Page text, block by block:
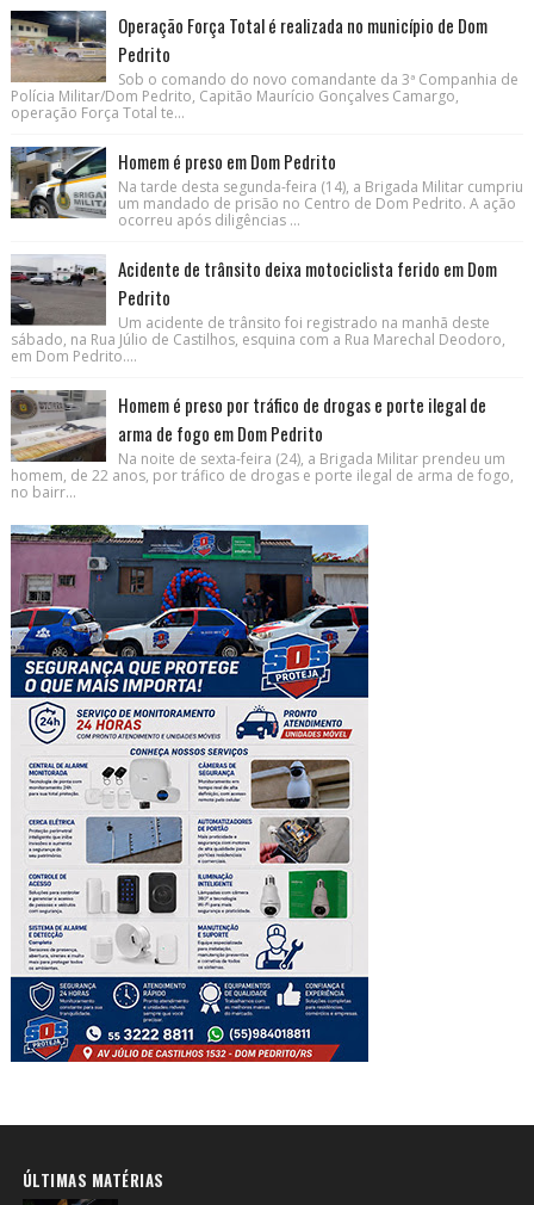
Operação Força Total é realizada no município de Dom
Pedrito
Sob o comando do novo comandante da 3ª Companhia de
Polícia Militar/Dom Pedrito, Capitão Maurício Gonçalves Camargo,
operação Força Total te...
Homem é preso em Dom Pedrito
Na tarde desta segunda-feira (14), a Brigada Militar cumpriu
um mandado de prisão no Centro de Dom Pedrito. A ação
ocorreu após diligências ...
Acidente de trânsito deixa motociclista ferido em Dom
Pedrito
Um acidente de trânsito foi registrado na manhã deste
sábado, na Rua Júlio de Castilhos, esquina com a Rua Marechal Deodoro,
em Dom Pedrito....
Homem é preso por tráfico de drogas e porte ilegal de
arma de fogo em Dom Pedrito
Na noite de sexta-feira (24), a Brigada Militar prendeu um
homem, de 22 anos, por tráfico de drogas e porte ilegal de arma de fogo,
no bairr...
ÚLTIMAS MATÉRIAS